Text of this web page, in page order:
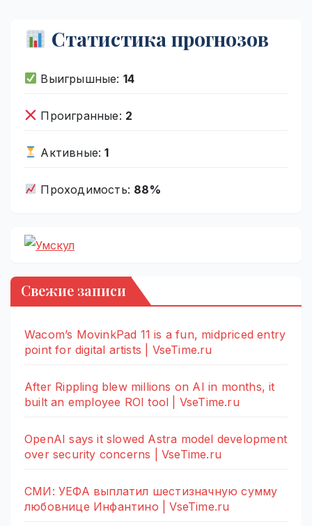
Статистика прогнозов
Выигрышные: 14
Проигранные: 2
Активные:1
Проходимость: 88%
Свежие записи
Wacom’s MovinkPad 11 is a fun, midpriced entry
point for digital artists | VseTime.ru
After Rippling blew millions on AI in months, it
built an employee ROI tool | VseTime.ru
OpenAI says it slowed Astra model development
over security concerns | VseTime.ru
СМИ: УЕФА выплатил шестизначную сумму
любовнице Инфантино | VseTime.ru